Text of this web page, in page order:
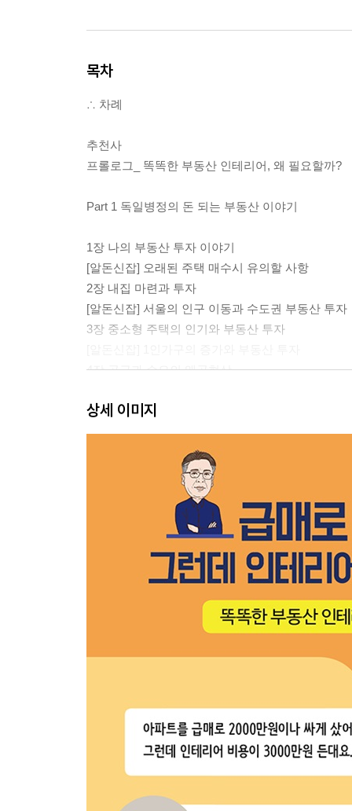
목차
∴ 차례
추천사
프롤로그_ 똑똑한 부동산 인테리어, 왜 필요할까?
Part 1 독일병정의 돈 되는 부동산 이야기
1장 나의 부동산 투자 이야기
[알돈신잡] 오래된 주택 매수시 유의할 사항
2장 내집 마련과 투자
[알돈신잡] 서울의 인구 이동과 수도권 부동산 투자
3장 중소형 주택의 인기와 부동산 투자
4장 공급과 수요의 왜곡현상
5장 부동산 정책과 사람의 심리
Part 2 월세 더 받는 똑똑한 인테리어 투자
1장 똑똑한 인테리어 투자란?
2장 인테리어 업체 선정, 이렇게 하자!
3장 천차만별 인테리어 비용
4장 인테리어 공사 기간, 단축할 수 있을까?
[알돈신잡] 인테리어 공사 에티켓
6장 인테리어 기본 공정과 팁
[알돈신잡] 공간별 조명 고르기
1장 부동산 & 인테리어 시장: 싸게 고쳐 월세 더 받
2장 실거주 주택 인테리어: 마이너스옵션아파트
[알돈신잡] 마루 보수와 관리 TIP
3장 실거주 주택 인테리어: 구 주택으로 내집 마련
[알돈신잡] 발코니 누수 대처법
상세 이미지